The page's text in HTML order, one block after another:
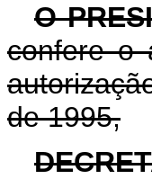
O
confere o
de 1995,